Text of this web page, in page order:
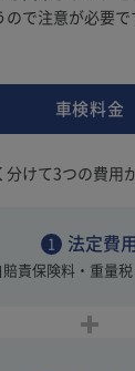
で注意が必要で
車検料金
けて3つの費用
1 法定費用
賠責保険料・重量